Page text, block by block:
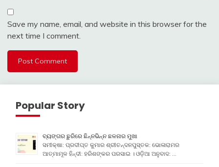
Save my name, email, and website in this browser for the
next time I comment.
Popular Story
ବ୍ୟଙ୍ଗର ଛୁରିରେ ଛିନ୍ନଭିନ୍ନ ଛଳନାର ମୁଖା
ସମୀକ୍ଷା: ପ୍ରଦୀପ୍ତ କୁମାର ଶ୍ରୀଚନ୍ଦନପୁସ୍ତକ: ଭୋଳାରାମର
ଆତ୍ମାମୂଳ ହିନ୍ଦୀ: ହରିଶଙ୍କର ପରସାଇ । ଓଡ଼ିଆ ଅନୁବାଦ: …